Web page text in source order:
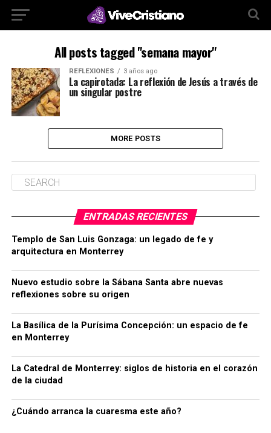
All posts tagged "semana mayor"
REFLEXIONES 3 años ago
La capirotada: La reflexión de Jesús a través de
un singular postre
MORE POSTS
ENTRADAS RECIENTES
Templo de San Luis Gonzaga: un legado de fe y
arquitectura en Monterrey
Nuevo estudio sobre la Sábana Santa abre nuevas
reflexiones sobre su origen
La Basílica de la Purísima Concepción: un espacio de fe
en Monterrey
La Catedral de Monterrey: siglos de historia en el corazón
de la ciudad
¿Cuándo arranca la cuaresma este año?